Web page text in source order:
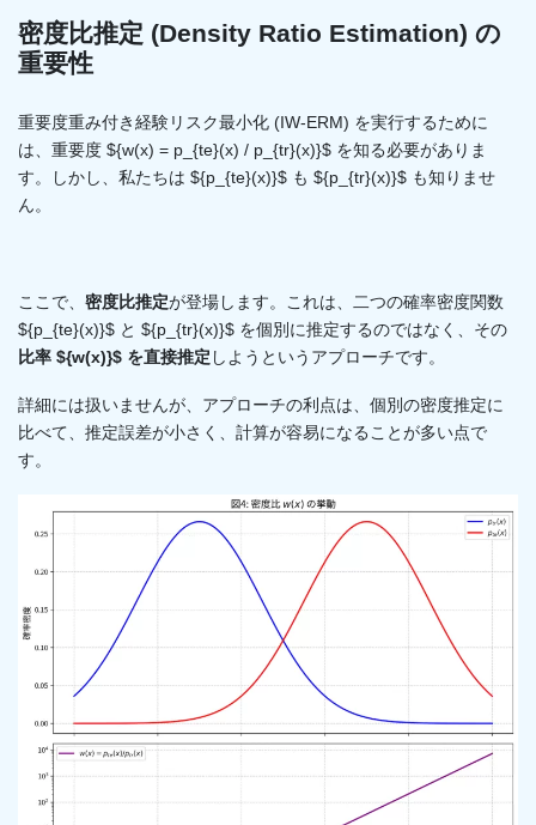
密度比推定 (Density Ratio Estimation) の
重要性
重要度重み付き経験リスク最小化 (IW-ERM) を実行するために
は、重要度 ${w(x) = p_{te}(x) / p_{tr}(x)}$ を知る必要がありま
す。しかし、私たちは ${p_{te}(x)}$ も ${p_{tr}(x)}$ も知りませ
ん。
ここで、 密度比推定が登場します。これは、二つの確率密度関数
${p_{te}(x)}$ と ${p_{tr}(x)}$ を個別に推定するのではなく、その
比率 ${w(x)}$ を直接推定 しようというアプローチです。
詳細には扱いませんが、アプローチの利点は、個別の密度推定に
比べて、推定誤差が小さく、計算が容易になることが多い点で
す。